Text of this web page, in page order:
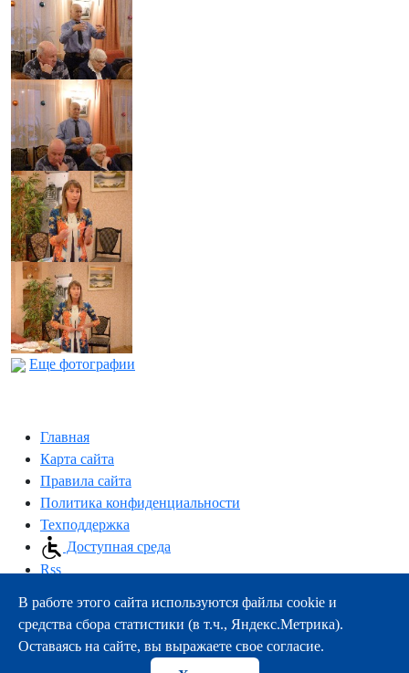
Еще фотографии
Главная
Карта сайта
Правила сайта
Политика конфиденциальности
Техподдержка
Доступная среда
Rss
163000, г.Архангельск, пр-т Троицкий, 51
тел.:+7 (8182) 21-11-63
e-mail:info@nsmu.ru
В работе этого сайта используются файлы cookie и
средства сбора статистики (в т.ч., Яндекс.Метрика).
Оставаясь на сайте, вы выражаете свое согласие.